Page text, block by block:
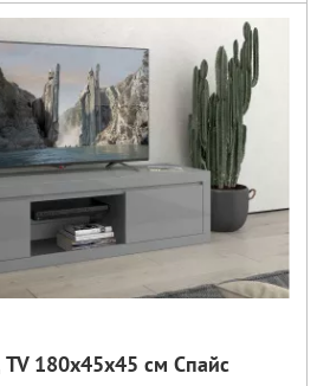
180х45х45 см Спайс